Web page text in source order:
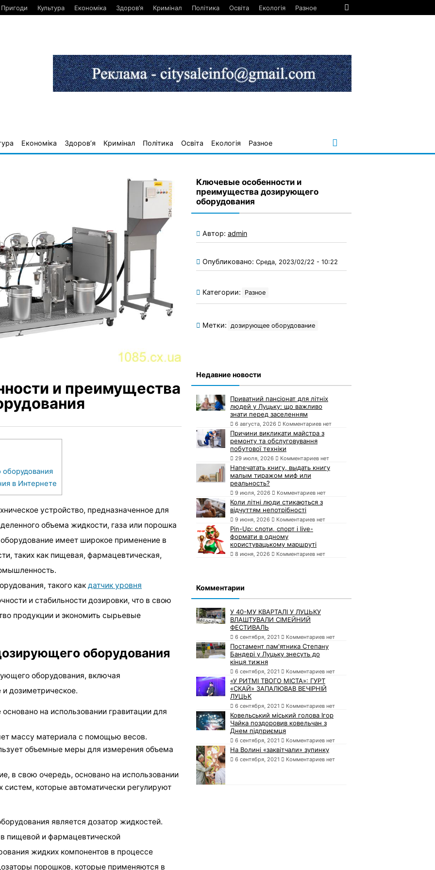
Пригоди Культура Економіка Здоров’я Кримінал Політика Освіта Екологія Разное
Економіка Здоров’я Кримінал Політика Освіта Екологія Разное
и преимущества
в Интернете
устройство, предназначенное для
объема жидкости, газа или порошка
имеет широкое применение в
таких как пищевая, фармацевтическая,
такого как датчик уровня
и стабильности дозировки, что в свою
продукции и экономить сырьевые
оборудования
оборудования, включая
дозиметрическое.
на использовании гравитации для
массу материала с помощью весов.
объемные меры для измерения объема
в свою очередь, основано на использовании
которые автоматически регулируют
является дозатор жидкостей.
пищевой и фармацевтической
жидких компонентов в процессе
порошков, которые применяются в
Ключевые особенности и
преимущества дозирующего
оборудования
Автор: admin
Опубликовано: Среда, 2023/02/22 - 10:22
Категории: Разное
Метки: дозирующее оборудование
Недавние новости
Приватний пансіонат для літніх
людей у Луцьку: що важливо
знати перед заселенням
6 августа, 2026 Комментариев нет
Причини викликати майстра з
ремонту та обслуговування
побутової техніки
29 июля, 2026 Комментариев нет
Напечатать книгу, выдать книгу
малым тиражом миф или
реальность?
9 июля, 2026 Комментариев нет
Коли літні люди стикаються з
відчуттям непотрібності
9 июня, 2026 Комментариев нет
Pin-Up: слоти, спорт і live-
формати в одному
користувацькому маршруті
8 июня, 2026 Комментариев нет
Комментарии
У 40-МУ КВАРТАЛІ У ЛУЦЬКУ
ВЛАШТУВАЛИ СІМЕЙНИЙ
ФЕСТИВАЛЬ
6 сентября, 2021 Комментариев нет
Постамент пам'ятника Степану
Бандері у Луцьку знесуть до
кінця тижня
6 сентября, 2021 Комментариев нет
«У РИТМІ ТВОГО МІСТА»: ГУРТ
«СКАЙ» ЗАПАЛЮВАВ ВЕЧІРНІЙ
ЛУЦЬК
6 сентября, 2021 Комментариев нет
Ковельський міський голова Ігор
Чайка поздоровив ковельчан з
Днем підприємця
6 сентября, 2021 Комментариев нет
На Волині «заквітчали» зупинку
6 сентября, 2021 Комментариев нет